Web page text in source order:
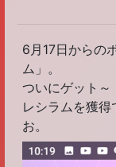
6月17日からの
ム」。
ついにゲット～
レシラムを獲
お。